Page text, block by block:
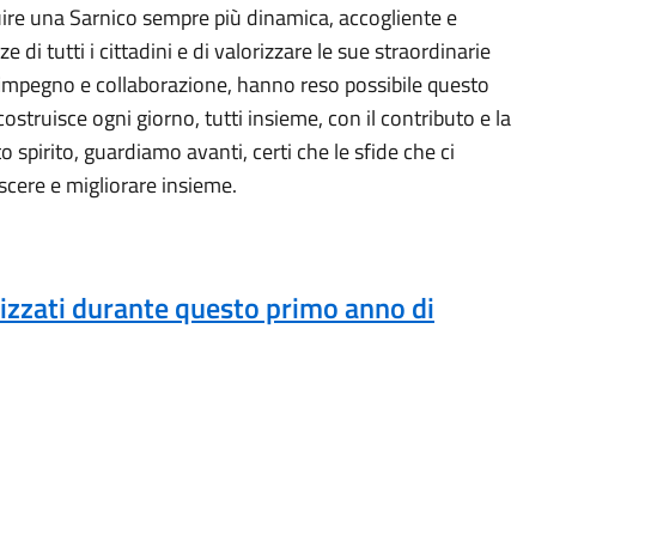
una Sarnico sempre più dinamica, accogliente e
di tutti i cittadini e di valorizzare le sue straordinarie
e collaborazione, hanno reso possibile questo
ogni giorno, tutti insieme, con il contributo e la
spirito, guardiamo avanti, certi che le sfide che ci
e migliorare insieme.
durante questo primo anno di